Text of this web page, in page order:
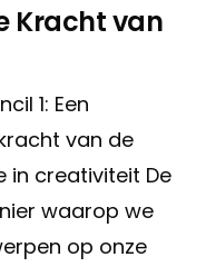
Kracht van
1: Een
van de
in creativiteit De
waarop we
op onze